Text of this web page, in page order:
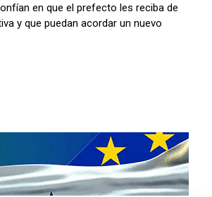
en que el prefecto les reciba de
y que puedan acordar un nuevo